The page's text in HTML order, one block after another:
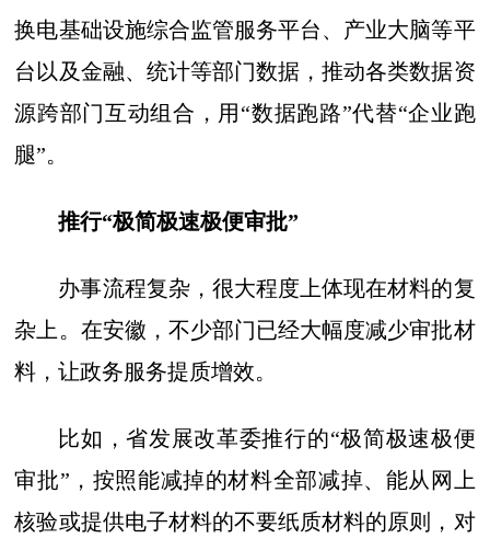
换电基础设施综合监管服务平台、产业大脑等平
台以及金融、统计等部门数据，推动各类数据资
源跨部门互动组合，用“数据跑路”代替“企业跑
腿”。
推行“极简极速极便审批”
办事流程复杂，很大程度上体现在材料的复
杂上。在安徽，不少部门已经大幅度减少审批材
料，让政务服务提质增效。
比如，省发展改革委推行的“极简极速极便
审批”，按照能减掉的材料全部减掉、能从网上
核验或提供电子材料的不要纸质材料的原则，对